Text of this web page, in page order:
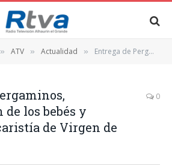
» ATV » Actualidad » Entrega de Pergaminos, presentación de los bebés y Solemne Eucaristía de Virgen de Gracia 2019
los bebés y
de Virgen de
0